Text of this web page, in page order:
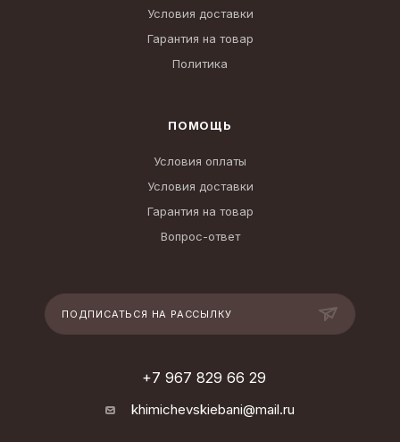
Условия доставки
Гарантия на товар
Политика
ПОМОЩЬ
Условия оплаты
Условия доставки
Гарантия на товар
Вопрос-ответ
ПОДПИСАТЬСЯ НА РАССЫЛКУ
+7 967 829 66 29
khimichevskiebani@mail.ru